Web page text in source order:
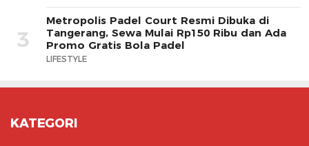
3
Metropolis Padel Court Resmi Dibuka di
Tangerang, Sewa Mulai Rp150 Ribu dan Ada
Promo Gratis Bola Padel
LIFESTYLE
KATEGORI